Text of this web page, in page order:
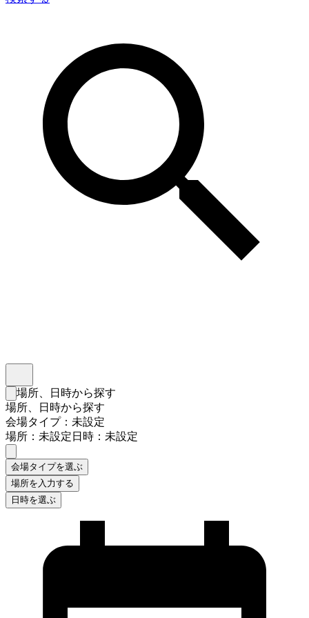
検索フォームを閉じる
場所、日時から探す
場所、日時から探す
会場タイプ：未設定
場所：未設定日時：未設定
会場タイプを選ぶ
場所を入力する
日時を選ぶ